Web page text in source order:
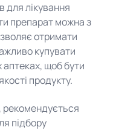
для лікування
препарат можна з
отримати
купувати
аптеках, щоб бути
продукту.
рекомендується
підбору